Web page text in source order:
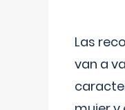
Las
van a